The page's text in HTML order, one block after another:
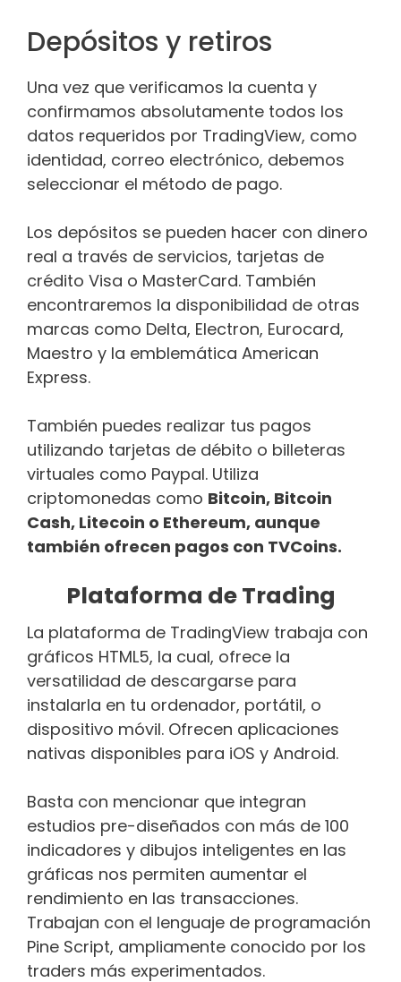
Depósitos y retiros
Una vez que verificamos la cuenta y
confirmamos absolutamente todos los
datos requeridos por TradingView, como
identidad, correo electrónico, debemos
seleccionar el método de pago.
Los depósitos se pueden hacer con dinero
real a través de servicios, tarjetas de
crédito Visa o MasterCard. También
encontraremos la disponibilidad de otras
marcas como Delta, Electron, Eurocard,
Maestro y la emblemática American
Express.
También puedes realizar tus pagos
utilizando tarjetas de débito o billeteras
virtuales como Paypal. Utiliza
criptomonedas como Bitcoin, Bitcoin
Cash, Litecoin o Ethereum, aunque
también ofrecen pagos con TVCoins.
Plataforma de Trading
La plataforma de TradingView trabaja con
gráficos HTML5, la cual, ofrece la
versatilidad de descargarse para
instalarla en tu ordenador, portátil, o
dispositivo móvil. Ofrecen aplicaciones
nativas disponibles para iOS y Android.
Basta con mencionar que integran
estudios pre-diseñados con más de 100
indicadores y dibujos inteligentes en las
gráficas nos permiten aumentar el
rendimiento en las transacciones.
Trabajan con el lenguaje de programación
Pine Script, ampliamente conocido por los
traders más experimentados.